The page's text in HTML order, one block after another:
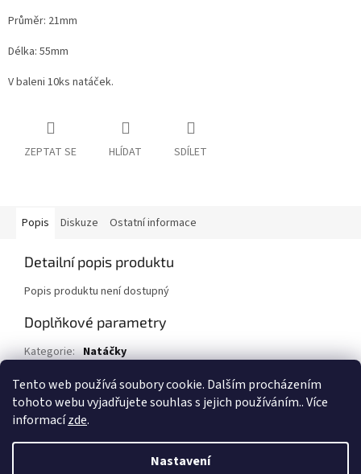
Tento web používá soubory cookie. Dalším procházením
tohoto webu vyjadřujete souhlas s jejich používáním.. Více
informacízde.
Nastavení
Průměr: 21mm
Délka: 55mm
V baleni 10ks natáček.
ZEPTAT SE HLÍDAT SDÍLET
Popis Diskuze Ostatní informace
Detailní popis produktu
Popis produktu není dostupný
Doplňkové parametry
Kategorie: Natáčky